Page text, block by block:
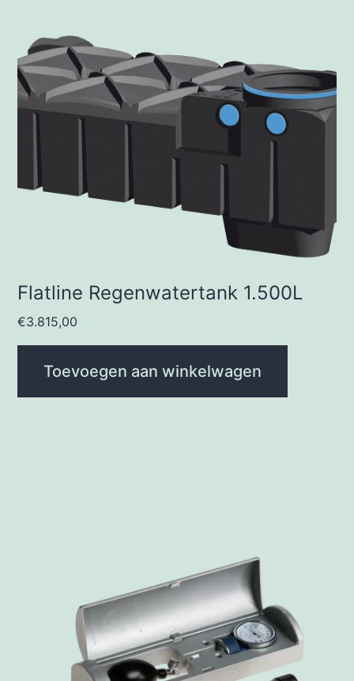
Flatline Regenwatertank 1.500L
€3.815,00
Toevoegen aan winkelwagen